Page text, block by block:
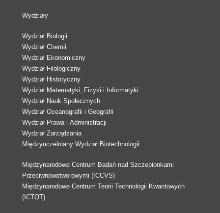
Wydziały
Wydział Biologii
Wydział Chemii
Wydział Ekonomiczny
Wydział Filologiczny
Wydział Historyczny
Wydział Matematyki, Fizyki i Informatyki
Wydział Nauk Społecznych
Wydział Oceanografii i Geografii
Wydział Prawa i Administracji
Wydział Zarządzania
Międzyuczelniany Wydział Biotechnologii
Międzynarodowe Centrum Badań nad Szczepionkami
Przeciwnowotworowymi (ICCVS)
Międzynarodowe Centrum Teorii Technologii Kwantowych
(ICTQT)